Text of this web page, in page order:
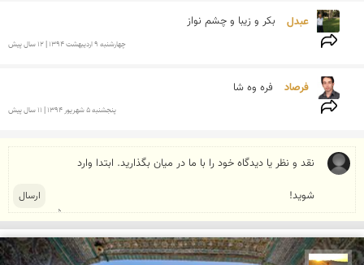
عبدل بکر و زیبا و چشم نواز
چهارشنبه 9 ارديبهشت 1394 | 12 سال پیش
فرصاد فره وه شا
پنجشنبه 5 شهريور 1394 | 11 سال پیش